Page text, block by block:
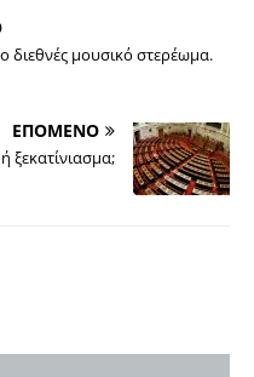
διεθνές μουσικό στερέωμα.
ΕΠΟΜΕΝΟ
ξεκατίνιασμα;